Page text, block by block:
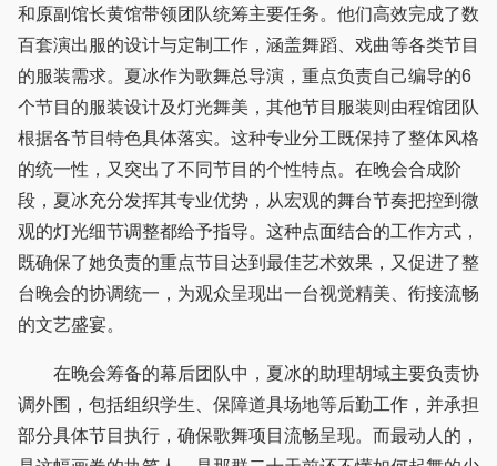
和原副馆长黄馆带领团队统筹主要任务。他们高效完成了数
百套演出服的设计与定制工作，涵盖舞蹈、戏曲等各类节目
的服装需求。夏冰作为歌舞总导演，重点负责自己编导的6
个节目的服装设计及灯光舞美，其他节目服装则由程馆团队
根据各节目特色具体落实。这种专业分工既保持了整体风格
的统一性，又突出了不同节目的个性特点。在晚会合成阶
段，夏冰充分发挥其专业优势，从宏观的舞台节奏把控到微
观的灯光细节调整都给予指导。这种点面结合的工作方式，
既确保了她负责的重点节目达到最佳艺术效果，又促进了整
台晚会的协调统一，为观众呈现出一台视觉精美、衔接流畅
的文艺盛宴。
在晚会筹备的幕后团队中，夏冰的助理胡域主要负责协
调外围，包括组织学生、保障道具场地等后勤工作，并承担
部分具体节目执行，确保歌舞项目流畅呈现。而最动人的，